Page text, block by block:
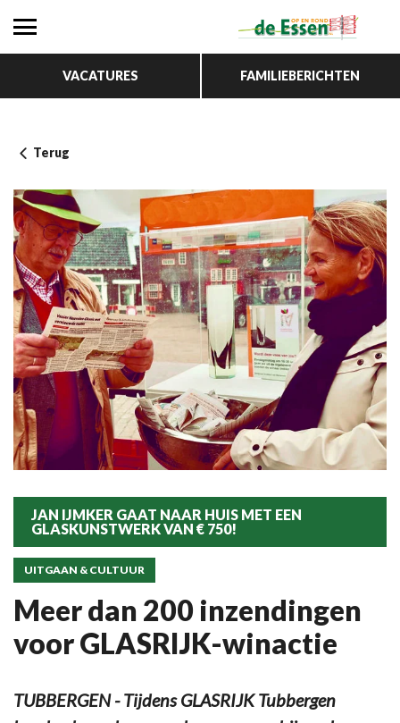
VACATURES FAMILIEBERICHTEN
Terug
JAN IJMKER GAAT NAAR HUIS MET EEN
GLASKUNSTWERK VAN € 750!
UITGAAN & CULTUUR
Meer dan 200 inzendingen
voor GLASRIJK-winactie
TUBBERGEN - Tijdens GLASRIJK Tubbergen